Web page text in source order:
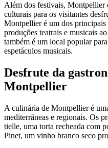
Além dos festivais, Montpellier
culturais para os visitantes
Montpellier é um dos principais
produções teatrais e musicais
também é um local popular
espetáculos musicais.
Desfrute da
Montpellier
A culinária de Montpellier é
mediterrâneas e regionais. Os
tielle, uma torta recheada com
Pinet, um vinho branco seco